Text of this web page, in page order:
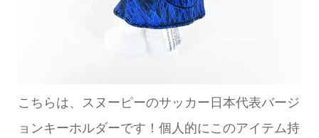
こちらは、スヌーピーのサッカー日本代表バージ
ョンキーホルダーです！個人的にこのアイテム持